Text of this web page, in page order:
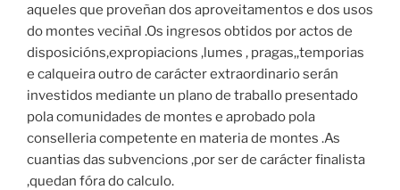
aqueles que proveñan dos aproveitamentos e dos usos
do montes veciñal .Os ingresos obtidos por actos de
disposicións,expropiacions ,lumes , pragas,,temporias
e calqueira outro de carácter extraordinario serán
investidos mediante un plano de traballo presentado
pola comunidades de montes e aprobado pola
conselleria competente en materia de montes .As
cuantias das subvencions ,por ser de carácter finalista
,quedan fóra do calculo.